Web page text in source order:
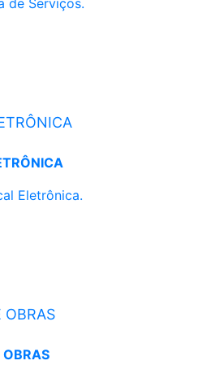
de Serviços.
Eletrônica.
OBRAS